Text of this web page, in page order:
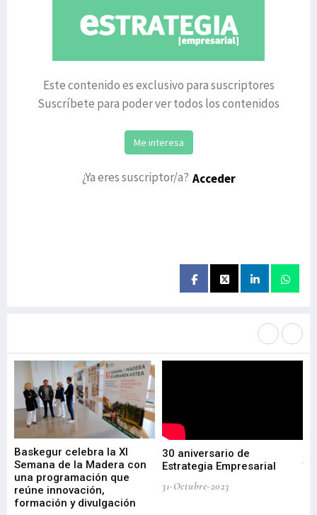
Este contenido es exclusivo para suscriptores
Suscríbete para poder ver todos los contenidos
Me interesa
¿Ya eres suscriptor/a? Acceder
Baskegur celebra la XI
Semana de la Madera con
una programación que
reúne innovación,
formación y divulgación
30 aniversario de
Estrategia Empresarial
31-Octubre-2023